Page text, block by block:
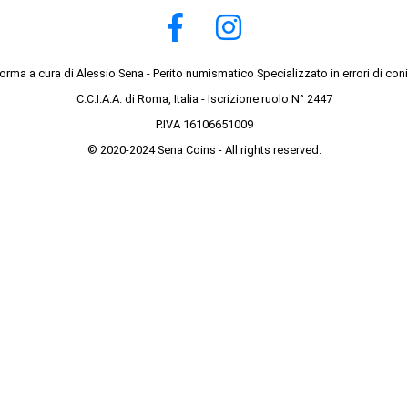
a cura di Alessio Sena - Perito numismatico Specializzato in errori di
C.C.I.A.A. di Roma, Italia - Iscrizione ruolo N° 2447
P.IVA 16106651009
© 2020-2024 Sena Coins - All rights reserved.